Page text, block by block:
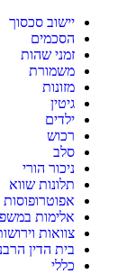
יישוב סכסוך
הסכמים
זמני שהות
משמורת
מזונות
גיטין
ילדים
רכוש
סלב
ניכור הורי
תלונות שווא
אפוטרופוסות
אלימות
צוואות
בית הדין
כללי